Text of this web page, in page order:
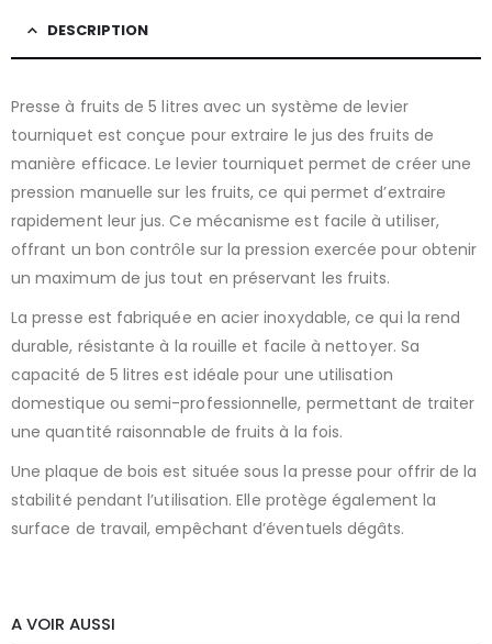
DESCRIPTION
Presse à fruits de 5 litres avec un système de levier
tourniquet est conçue pour extraire le jus des fruits de
manière efficace. Le levier tourniquet permet de créer une
pression manuelle sur les fruits, ce qui permet d’extraire
rapidement leur jus. Ce mécanisme est facile à utiliser,
offrant un bon contrôle sur la pression exercée pour obtenir
un maximum de jus tout en préservant les fruits.
La presse est fabriquée en acier inoxydable, ce qui la rend
durable, résistante à la rouille et facile à nettoyer. Sa
capacité de 5 litres est idéale pour une utilisation
domestique ou semi-professionnelle, permettant de traiter
une quantité raisonnable de fruits à la fois.
Une plaque de bois est située sous la presse pour offrir de la
stabilité pendant l’utilisation. Elle protège également la
surface de travail, empêchant d’éventuels dégâts.
A VOIR AUSSI